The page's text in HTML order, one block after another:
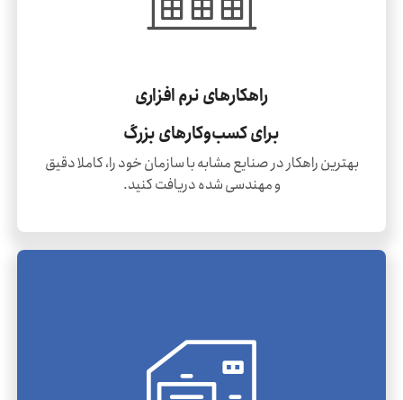
راهکارهای نرم افزاری
برای کسب‌وکارهای بزرگ
بهترین راهکار در صنایع مشابه با سازمان خود را، کاملا دقیق
و مهندسی شده دریافت کنید.